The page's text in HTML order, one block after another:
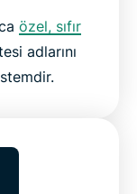
özel, sıfır
adlarını